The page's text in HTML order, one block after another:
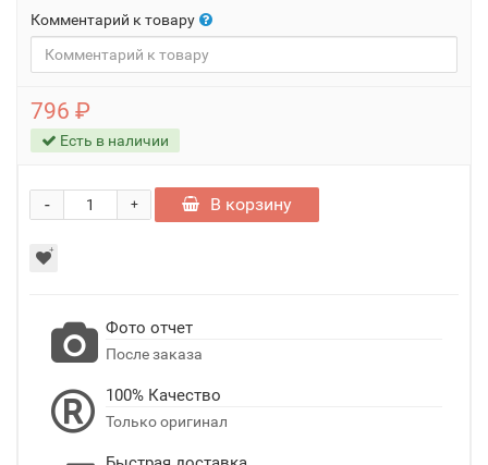
Комментарий к товару
796 ₽
Есть в наличии
+
- В корзину
Фото отчет
После заказа
100% Качество
Только оригинал